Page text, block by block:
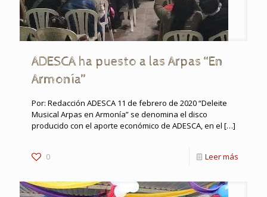
ADESCA ha puesto a las Arpas “En
Armonía”
Por: Redacción ADESCA 11 de febrero de 2020 “Deleite
Musical Arpas en Armonía” se denomina el disco
producido con el aporte económico de ADESCA, en el […]
0 Leer más